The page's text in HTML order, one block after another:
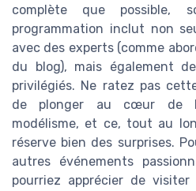
complète que possible,
programmation inclut non
avec des experts (comme
du blog), mais également
privilégiés. Ne ratez pas
de plonger au cœur de
modélisme, et ce, tout au
réserve bien des surprises.
autres événements
pourriez apprécier de